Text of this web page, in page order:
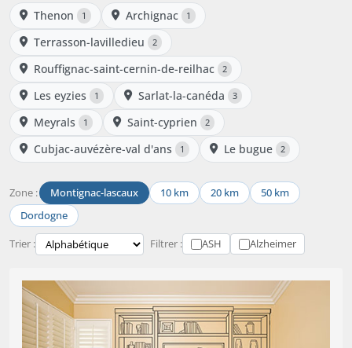
Thenon 1 Archignac 1
Terrasson-lavilledieu 2
Rouffignac-saint-cernin-de-reilhac 2
Les eyzies 1 Sarlat-la-canéda 3
Meyrals 1 Saint-cyprien 2
Cubjac-auvézère-val d'ans 1 Le bugue 2
Zone : Montignac-lascaux 10 km 20 km
50 km
Dordogne
Trier : Filtrer : ASH Alzheimer